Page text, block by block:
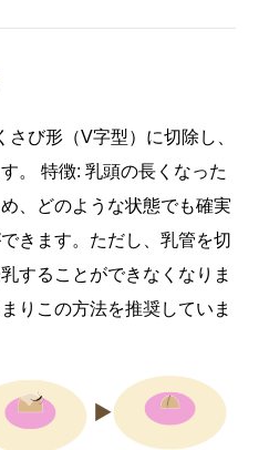
び形（V字型）に切除し、
。 特徴: 乳頭の長くなった
、どのような状態でも確実
きます。ただし、乳管を切
することができなくなりま
りこの方法を推奨していま